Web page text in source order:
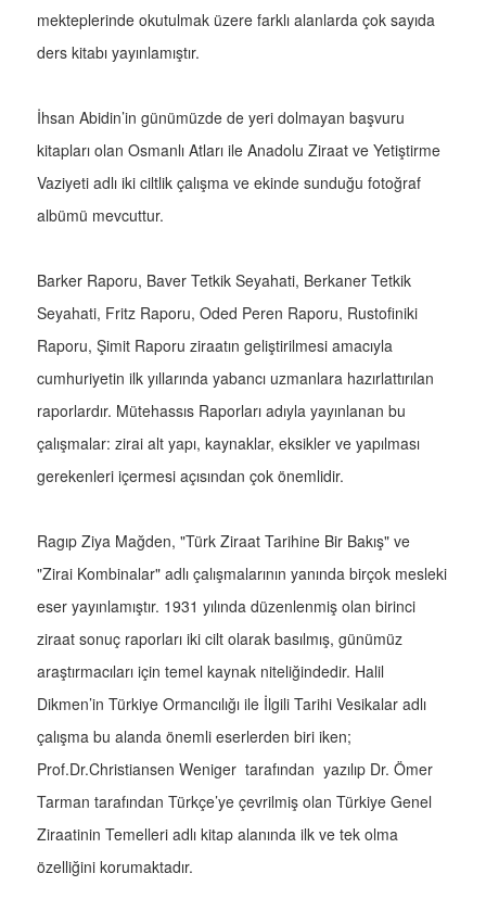
mekteplerinde okutulmak üzere farklı alanlarda çok sayıda
ders kitabı yayınlamıştır.
İhsan Abidin’in günümüzde de yeri dolmayan başvuru
kitapları olan Osmanlı Atları ile Anadolu Ziraat ve Yetiştirme
Vaziyeti adlı iki ciltlik çalışma ve ekinde sunduğu fotoğraf
albümü mevcuttur.
Barker Raporu, Baver Tetkik Seyahati, Berkaner Tetkik
Seyahati, Fritz Raporu, Oded Peren Raporu, Rustofiniki
Raporu, Şimit Raporu ziraatın geliştirilmesi amacıyla
cumhuriyetin ilk yıllarında yabancı uzmanlara hazırlattırılan
raporlardır. Mütehassıs Raporları adıyla yayınlanan bu
çalışmalar: zirai alt yapı, kaynaklar, eksikler ve yapılması
gerekenleri içermesi açısından çok önemlidir.
Ragıp Ziya Mağden, "Türk Ziraat Tarihine Bir Bakış" ve
"Zirai Kombinalar" adlı çalışmalarının yanında birçok mesleki
eser yayınlamıştır. 1931 yılında düzenlenmiş olan birinci
ziraat sonuç raporları iki cilt olarak basılmış, günümüz
araştırmacıları için temel kaynak niteliğindedir. Halil
Dikmen’in Türkiye Ormancılığı ile İlgili Tarihi Vesikalar adlı
çalışma bu alanda önemli eserlerden biri iken;
Prof.Dr.Christiansen Weniger tarafından yazılıp Dr. Ömer
Tarman tarafından Türkçe’ye çevrilmiş olan Türkiye Genel
Ziraatinin Temelleri adlı kitap alanında ilk ve tek olma
özelliğini korumaktadır.